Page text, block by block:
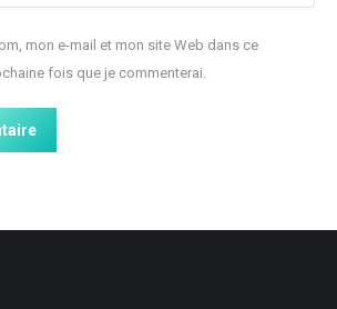
mon e-mail et mon site Web dans ce
fois que je commenterai.